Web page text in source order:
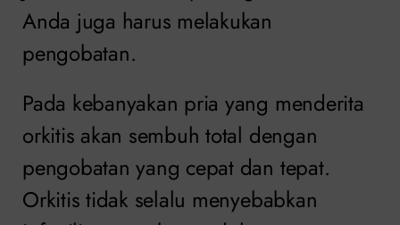
Anda juga harus melakukan
pengobatan.
Pada kebanyakan pria yang menderita
orkitis akan sembuh total dengan
pengobatan yang cepat dan tepat.
Orkitis tidak selalu menyebabkan